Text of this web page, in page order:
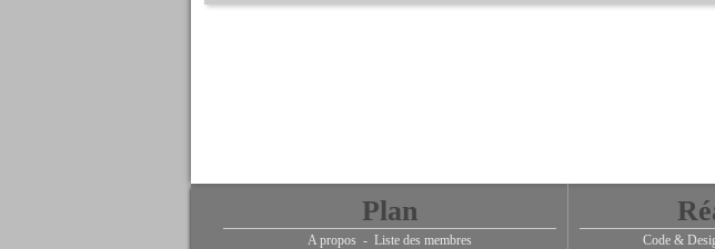
Plan
A propos - Liste des membres Code &